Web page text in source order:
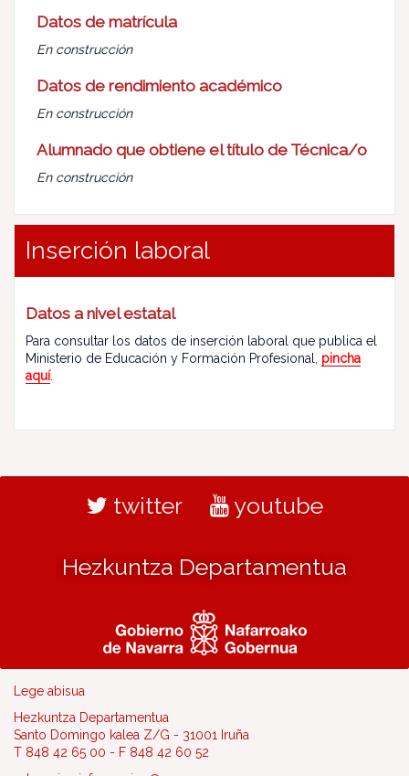
Datos de matrícula
En construcción
Datos de rendimiento académico
En construcción
Alumnado que obtiene el título de Técnica/o
En construcción
Inserción laboral
Datos a nivel estatal
Para consultar los datos de inserción laboral que publica el
Ministerio de Educación y Formación Profesional, pincha
aquí.
twitter youtube
Hezkuntza Departamentua
Lege abisua
Hezkuntza Departamentua
Santo Domingo kalea Z/G - 31001 Iruña
T 848 42 65 00 - F 848 42 60 52